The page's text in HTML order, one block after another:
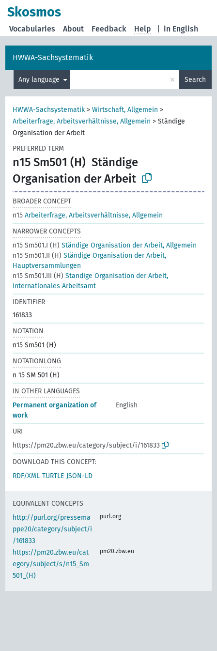
Skosmos
in English
Vocabularies About Feedback Help
HWWA-Sachsystematik
Any language × Search
HWWA-Sachsystematik >Wirtschaft, Allgemein >
Arbeiterfrage, Arbeitsverhältnisse, Allgemein >Ständige
Organisation der Arbeit
PREFERRED TERM
n15 Sm501 (H) Ständige
Organisation der Arbeit
BROADER CONCEPT
n15Arbeiterfrage, Arbeitsverhältnisse, Allgemein
NARROWER CONCEPTS
n15 Sm501.I (H)Ständige Organisation der Arbeit, Allgemein
n15 Sm501.II (H)Ständige Organisation der Arbeit,
Hauptversammlungen
n15 Sm501.III (H)Ständige Organisation der Arbeit,
Internationales Arbeitsamt
IDENTIFIER
161833
NOTATION
n15 Sm501 (H)
NOTATIONLONG
n 15 SM 501 (H)
IN OTHER LANGUAGES
Permanent organization of
work
English
URI
https://pm20.zbw.eu/category/subject/i/161833
DOWNLOAD THIS CONCEPT:
RDF/XML TURTLE JSON-LD
EQUIVALENT CONCEPTS
http://purl.org/pressema
ppe20/category/subject/i
/161833
purl.org
https://pm20.zbw.eu/cat
egory/subject/s/n15_Sm
501_(H)
pm20.zbw.eu